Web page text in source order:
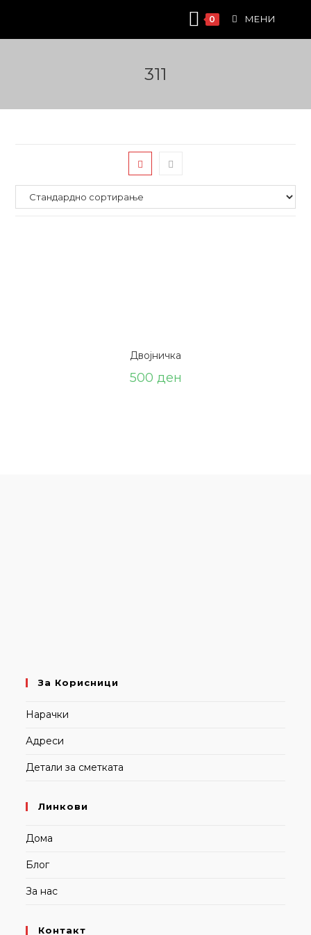
content
0 МЕНИ
311
Двојничка
500 ден
За Корисници
Нарачки
Адреси
Детали за сметката
Линкови
Дома
Блог
За нас
Контакт